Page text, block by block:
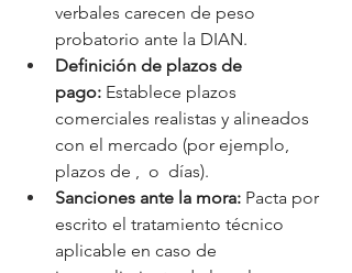
verbales carecen de peso
probatorio ante la DIAN.
Definición de plazos de
pago: Establece plazos
comerciales realistas y alineados
con el mercado (por ejemplo,
plazos de ,  o  días).
Sanciones ante la mora: Pacta por
escrito el tratamiento técnico
aplicable en caso de